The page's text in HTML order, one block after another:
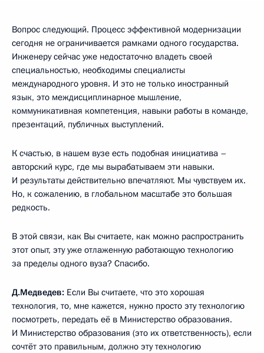
Вопрос следующий. Процесс эффективной модернизации
сегодня не ограничивается рамками одного государства.
Инженеру сейчас уже недостаточно владеть своей
специальностью, необходимы специалисты
международного уровня. И это не только иностранный
язык, это междисциплинарное мышление,
коммуникативная компетенция, навыки работы в команде,
презентаций, публичных выступлений.
К счастью, в нашем вузе есть подобная инициатива –
авторский курс, где мы вырабатываем эти навыки.
И результаты действительно впечатляют. Мы чувствуем их.
Но, к сожалению, в глобальном масштабе это большая
редкость.
В этой связи, как Вы считаете, как можно распространить
этот опыт, эту уже отлаженную работающую технологию
за пределы одного вуза? Спасибо.
Д.Медведев: Если Вы считаете, что это хорошая
технология, то, мне кажется, нужно просто эту технологию
посмотреть, передать её в Министерство образования.
И Министерство образования (это их ответственность), если
сочтёт это правильным, должно эту технологию